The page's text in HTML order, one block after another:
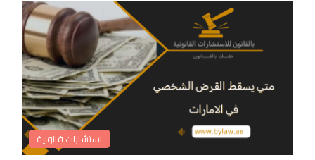
استشارات قانونية